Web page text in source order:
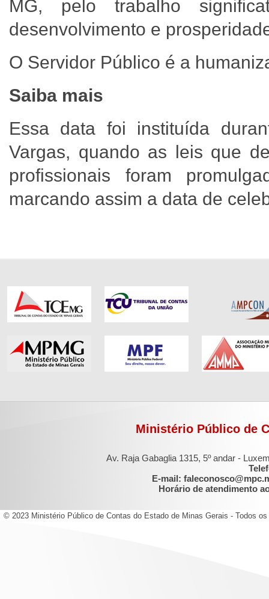
MG, pelo trabalho
desenvolvimento e
O Servidor Público é a
Saiba mais
Essa data foi instituída
Vargas, quando as leis que
profissionais foram
marcando assim a data de
Ministério Público de
Av. Raja Gabaglia 1315, 5º andar -
E-mail:
Horário de atendimento
© 2023 Ministério Público de Contas do Estado de Minas Gerais - Todos